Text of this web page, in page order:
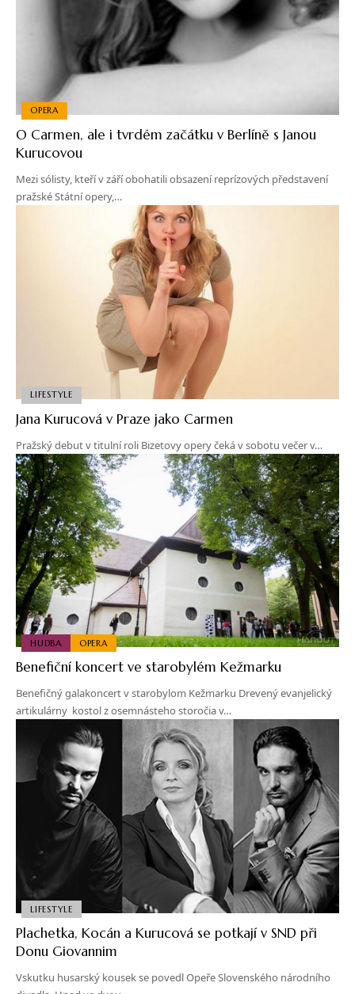
OPERA
O Carmen, ale i tvrdém začátku v Berlíně s Janou
Kurucovou
Mezi sólisty, kteří v září obohatili obsazení reprízových představení
pražské Státní opery,…
LIFESTYLE
Jana Kurucová v Praze jako Carmen
Pražský debut v titulní roli Bizetovy opery čeká v sobotu večer v…
HUDBA OPERA
Benefiční koncert ve starobylém Kežmarku
Benefičný galakoncert v starobylom Kežmarku Drevený evanjelický
artikulárny kostol z osemnásteho storočia v…
LIFESTYLE
Plachetka, Kocán a Kurucová se potkají v SND při
Donu Giovannim
Vskutku husarský kousek se povedl Opeře Slovenského národního